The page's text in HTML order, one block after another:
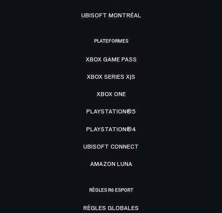
UBISOFT MONTRÉAL
PLATEFORMES
XBOX GAME PASS
XBOX SERIES X|S
XBOX ONE
PLAYSTATION®5
PLAYSTATION®4
UBISOFT CONNECT
AMAZON LUNA
RÈGLES R6 ESPORT
RÈGLES GLOBALES